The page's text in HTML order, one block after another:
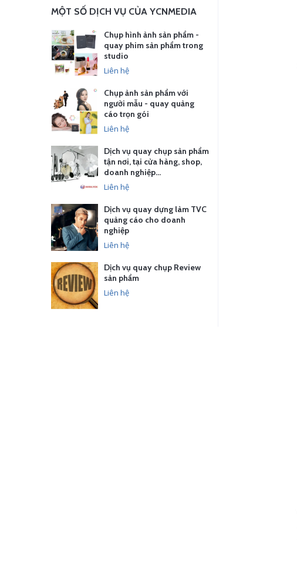
MỘT SỐ DỊCH VỤ CỦA YCNMEDIA
Chụp hình ảnh sản phẩm -
quay phim sản phẩm trong
studio
Liên hệ
Chụp ảnh sản phẩm với
người mẫu - quay quảng
cáo trọn gói
Liên hệ
Dịch vụ quay chụp sản phẩm
tận nơi, tại cửa hàng, shop,
doanh nghiệp…
Liên hệ
Dịch vụ quay dựng làm TVC
quảng cáo cho doanh
nghiệp
Liên hệ
Dịch vụ quay chụp Review
sản phẩm
Liên hệ